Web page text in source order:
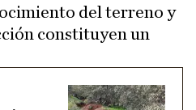
del terreno y
constituyen un